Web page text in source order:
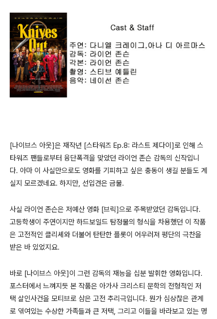
[나이브스 아웃]은 재작년 [스타워즈 Ep.8: 라스트 제다이]로 인해 스
타워즈 팬들로부터 융단폭격을 맞았던 라이언 존슨 감독의 신작입니
다. 아마 이 사실만으로도 영화를 기피하고 싶은 충동이 생길 분들도 계
실지 모르겠네요. 하지만, 선입견은 금물.
사실 라이언 존슨은 저예산 영화 [브릭]으로 주목받았던 감독입니다.
고등학생이 주연이지만 하드보일드 탐정물의 형식을 차용했던 이 작품
은 고전적인 클리셰와 더불어 탄탄한 플롯이 어우러져 평단의 극찬을
받은 바 있었지요.
바로 [나이브스 아웃]이 그런 감독의 재능을 십분 발휘한 영화입니다.
포스터에서 느껴지듯 본 작품은 아가사 크리스티 문학의 전형적인 저
택 살인사건을 모티브로 삼은 고전 추리극입니다. 뭔가 심상찮은 관계
로 엮여있는 수상한 가족들과 큰 저택, 그리고 이들을 바라보고 있는 명